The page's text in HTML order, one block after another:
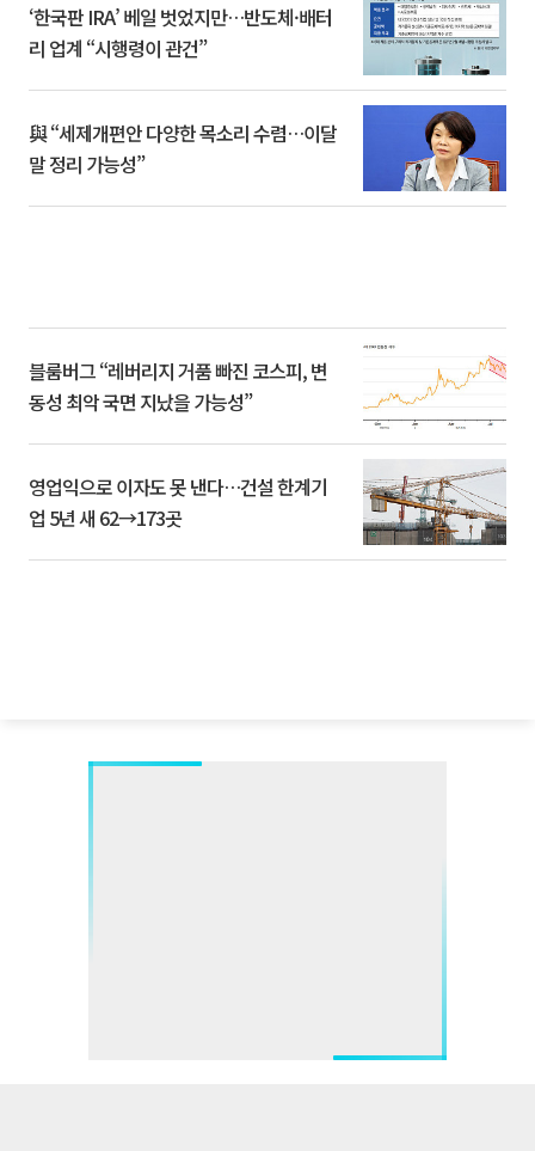
‘한국판 IRA’ 베일 벗었지만…반도체·배터
리 업계 “시행령이 관건”
與 “세제개편안 다양한 목소리 수렴…이달
말 정리 가능성”
블룸버그 “레버리지 거품 빠진 코스피, 변
동성 최악 국면 지났을 가능성”
영업익으로 이자도 못 낸다…건설 한계기
업 5년 새 62→173곳